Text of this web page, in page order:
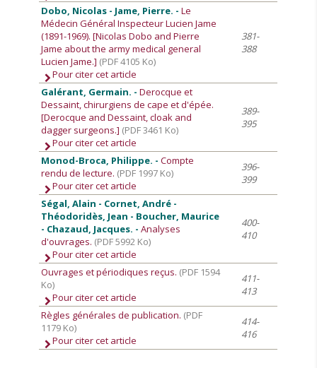
Dobo, Nicolas - Jame, Pierre. -Le
Médecin Général Inspecteur Lucien Jame
(1891-1969). [Nicolas Dobo and Pierre
Jame about the army medical general
Lucien Jame.] (PDF 4105 Ko)
Pour citer cet article
381-
388
Galérant, Germain. -Derocque et
Dessaint, chirurgiens de cape et d'épée.
[Derocque and Dessaint, cloak and
dagger surgeons.] (PDF 3461 Ko)
Pour citer cet article
389-
395
Monod-Broca, Philippe. -Compte
rendu de lecture. (PDF 1997 Ko)
Pour citer cet article
396-
399
Ségal, Alain - Cornet, André -
Théodoridès, Jean - Boucher, Maurice
- Chazaud, Jacques. -Analyses
d'ouvrages. (PDF 5992 Ko)
Pour citer cet article
400-
410
Ouvrages et périodiques reçus. (PDF 1594
Ko)
Pour citer cet article
411-
413
Règles générales de publication. (PDF
1179 Ko)
Pour citer cet article
414-
416